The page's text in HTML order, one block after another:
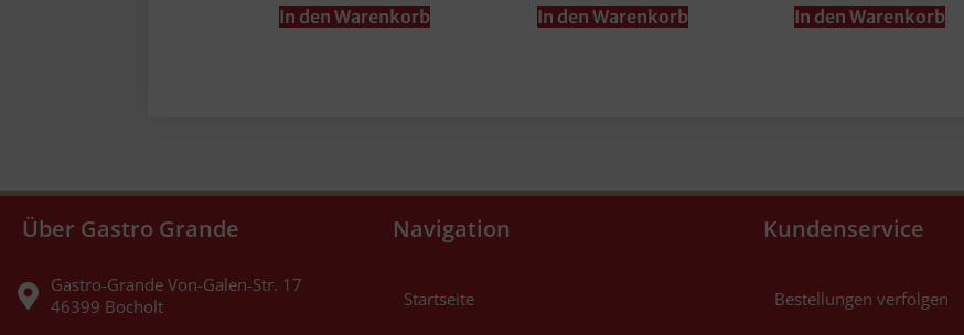
In den Warenkorb In den Warenkorb In den Warenkorb
Über Gastro Grande
Gastro-Grande Von-Galen-Str. 17
46399 Bocholt
Navigation
Startseite
Kundenservice
Bestellungen verfolgen